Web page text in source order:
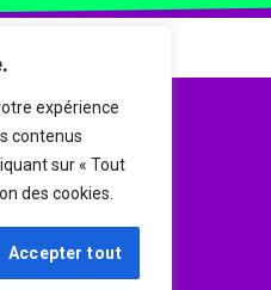
expérience
contenus
sur « Tout
des cookies.
Accepter tout